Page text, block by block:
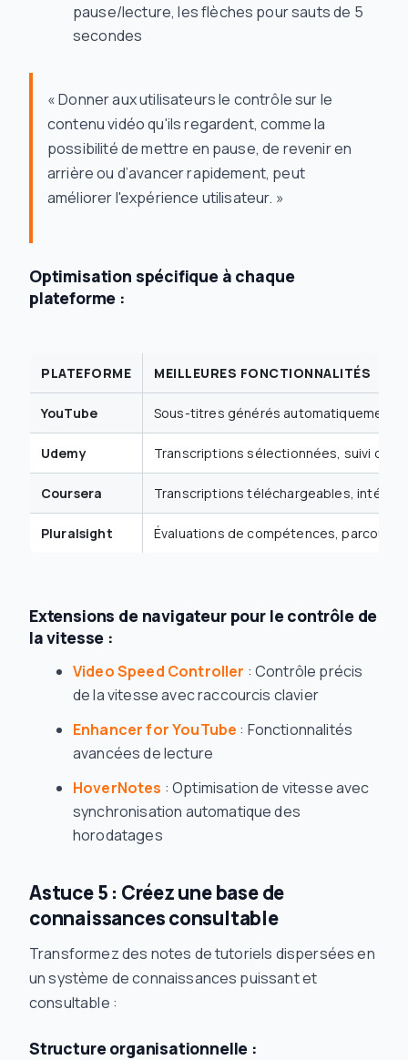
pause/lecture, les flèches pour sauts de 5
secondes
« Donner aux utilisateurs le contrôle sur le
contenu vidéo qu'ils regardent, comme la
possibilité de mettre en pause, de revenir en
arrière ou d’avancer rapidement, peut
améliorer l'expérience utilisateur. »
Optimisation spécifique à chaque
plateforme :
PLATEFORME MEILLEURES FONCTIONNALITÉS
YouTube Sous-titres générés automatiquement,
Udemy Transcriptions sélectionnées, suivi de
Coursera Transcriptions téléchargeables,
Pluralsight Évaluations de compétences, parcours
Extensions de navigateur pour le contrôle de
la vitesse :
Video Speed Controller : Contrôle précis
de la vitesse avec raccourcis clavier
Enhancer for YouTube : Fonctionnalités
avancées de lecture
HoverNotes : Optimisation de vitesse avec
synchronisation automatique des
horodatages
Astuce 5 : Créez une base de
connaissances consultable
Transformez des notes de tutoriels dispersées en
un système de connaissances puissant et
consultable :
Structure organisationnelle :